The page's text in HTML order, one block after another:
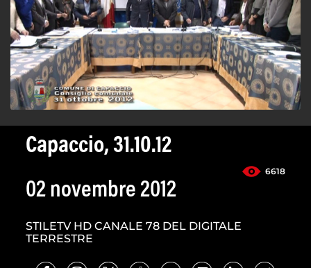
Capaccio, 31.10.12
6618
02 novembre 2012
STILETV HD CANALE 78 DEL DIGITALE
TERRESTRE